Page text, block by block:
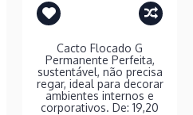
Cacto Flocado G
Permanente Perfeita,
sustentável, não precisa
regar, ideal para decorar
ambientes internos e
corporativos. De: 19,20